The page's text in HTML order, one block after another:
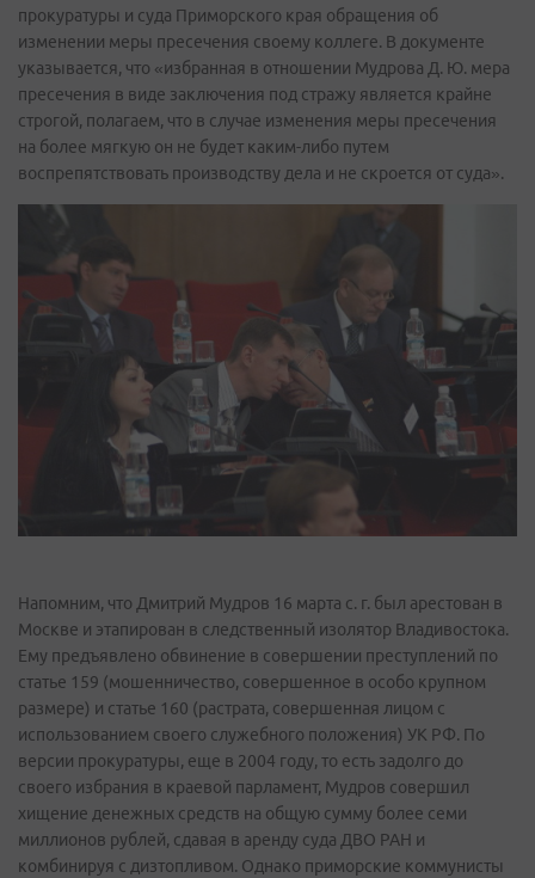
прокуратуры и суда Приморского края обращения об
изменении меры пресечения своему коллеге. В документе
указывается, что «избранная в отношении Мудрова Д. Ю. мера
пресечения в виде заключения под стражу является крайне
строгой, полагаем, что в случае изменения меры пресечения
на более мягкую он не будет каким-либо путем
воспрепятствовать производству дела и не скроется от суда».
Напомним, что Дмитрий Мудров 16 марта с. г. был арестован в
Москве и этапирован в следственный изолятор Владивостока.
Ему предъявлено обвинение в совершении преступлений по
статье 159 (мошенничество, совершенное в особо крупном
размере) и статье 160 (растрата, совершенная лицом с
использованием своего служебного положения) УК РФ. По
версии прокуратуры, еще в 2004 году, то есть задолго до
своего избрания в краевой парламент, Мудров совершил
хищение денежных средств на общую сумму более семи
миллионов рублей, сдавая в аренду суда ДВО РАН и
комбинируя с дизтопливом. Однако приморские коммунисты